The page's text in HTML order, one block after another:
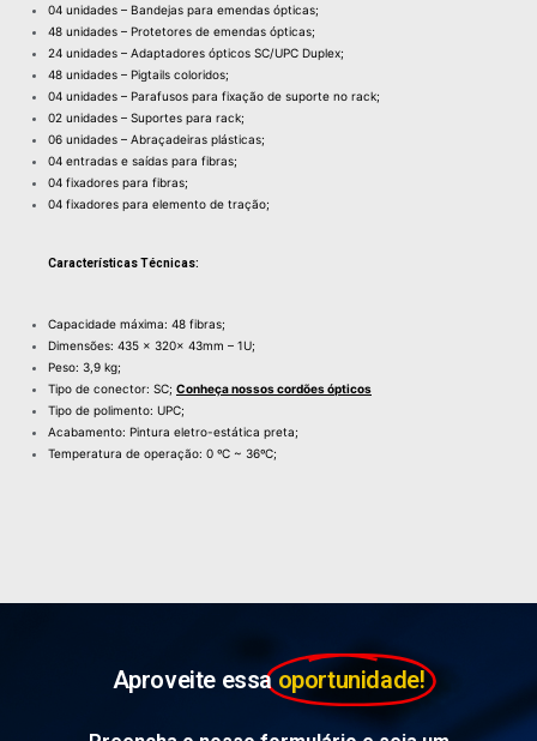
04 unidades – Bandejas para emendas ópticas;
48 unidades – Protetores de emendas ópticas;
24 unidades – Adaptadores ópticos SC/UPC Duplex;
48 unidades – Pigtails coloridos;
04 unidades – Parafusos para fixação de suporte no rack;
02 unidades – Suportes para rack;
06 unidades – Abraçadeiras plásticas;
04 entradas e saídas para fibras;
04 fixadores para fibras;
04 fixadores para elemento de tração;
Características Técnicas:
Capacidade máxima: 48 fibras;
Dimensões: 435 x 320x 43mm – 1U;
Peso: 3,9 kg;
Tipo de conector: SC; Conheça nossos cordões ópticos
Tipo de polimento: UPC;
Acabamento: Pintura eletro-estática preta;
Temperatura de operação: 0 ºC ~ 36ºC;
Aproveite essa oportunidade!